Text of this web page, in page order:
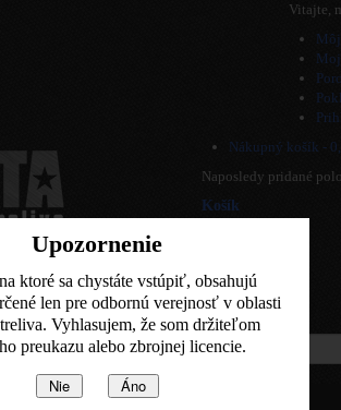
Upozornenie
ktoré sa chystáte vstúpiť, obsahujú
len pre odbornú verejnosť v oblasti
Vyhlasujem, že som držiteľom
preukazu alebo zbrojnej licencie.
Nie Áno
Vitajte,
Nákupný košík -
Naposledy pridané
Košík
0,00 € Poštovné
0,00 €
Spolu
Pozrieť košik